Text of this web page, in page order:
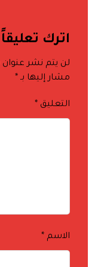
اترك تعليقاً
لن يتم نشر عنوان
مشار إليها بـ*
التعليق*
الاسم*